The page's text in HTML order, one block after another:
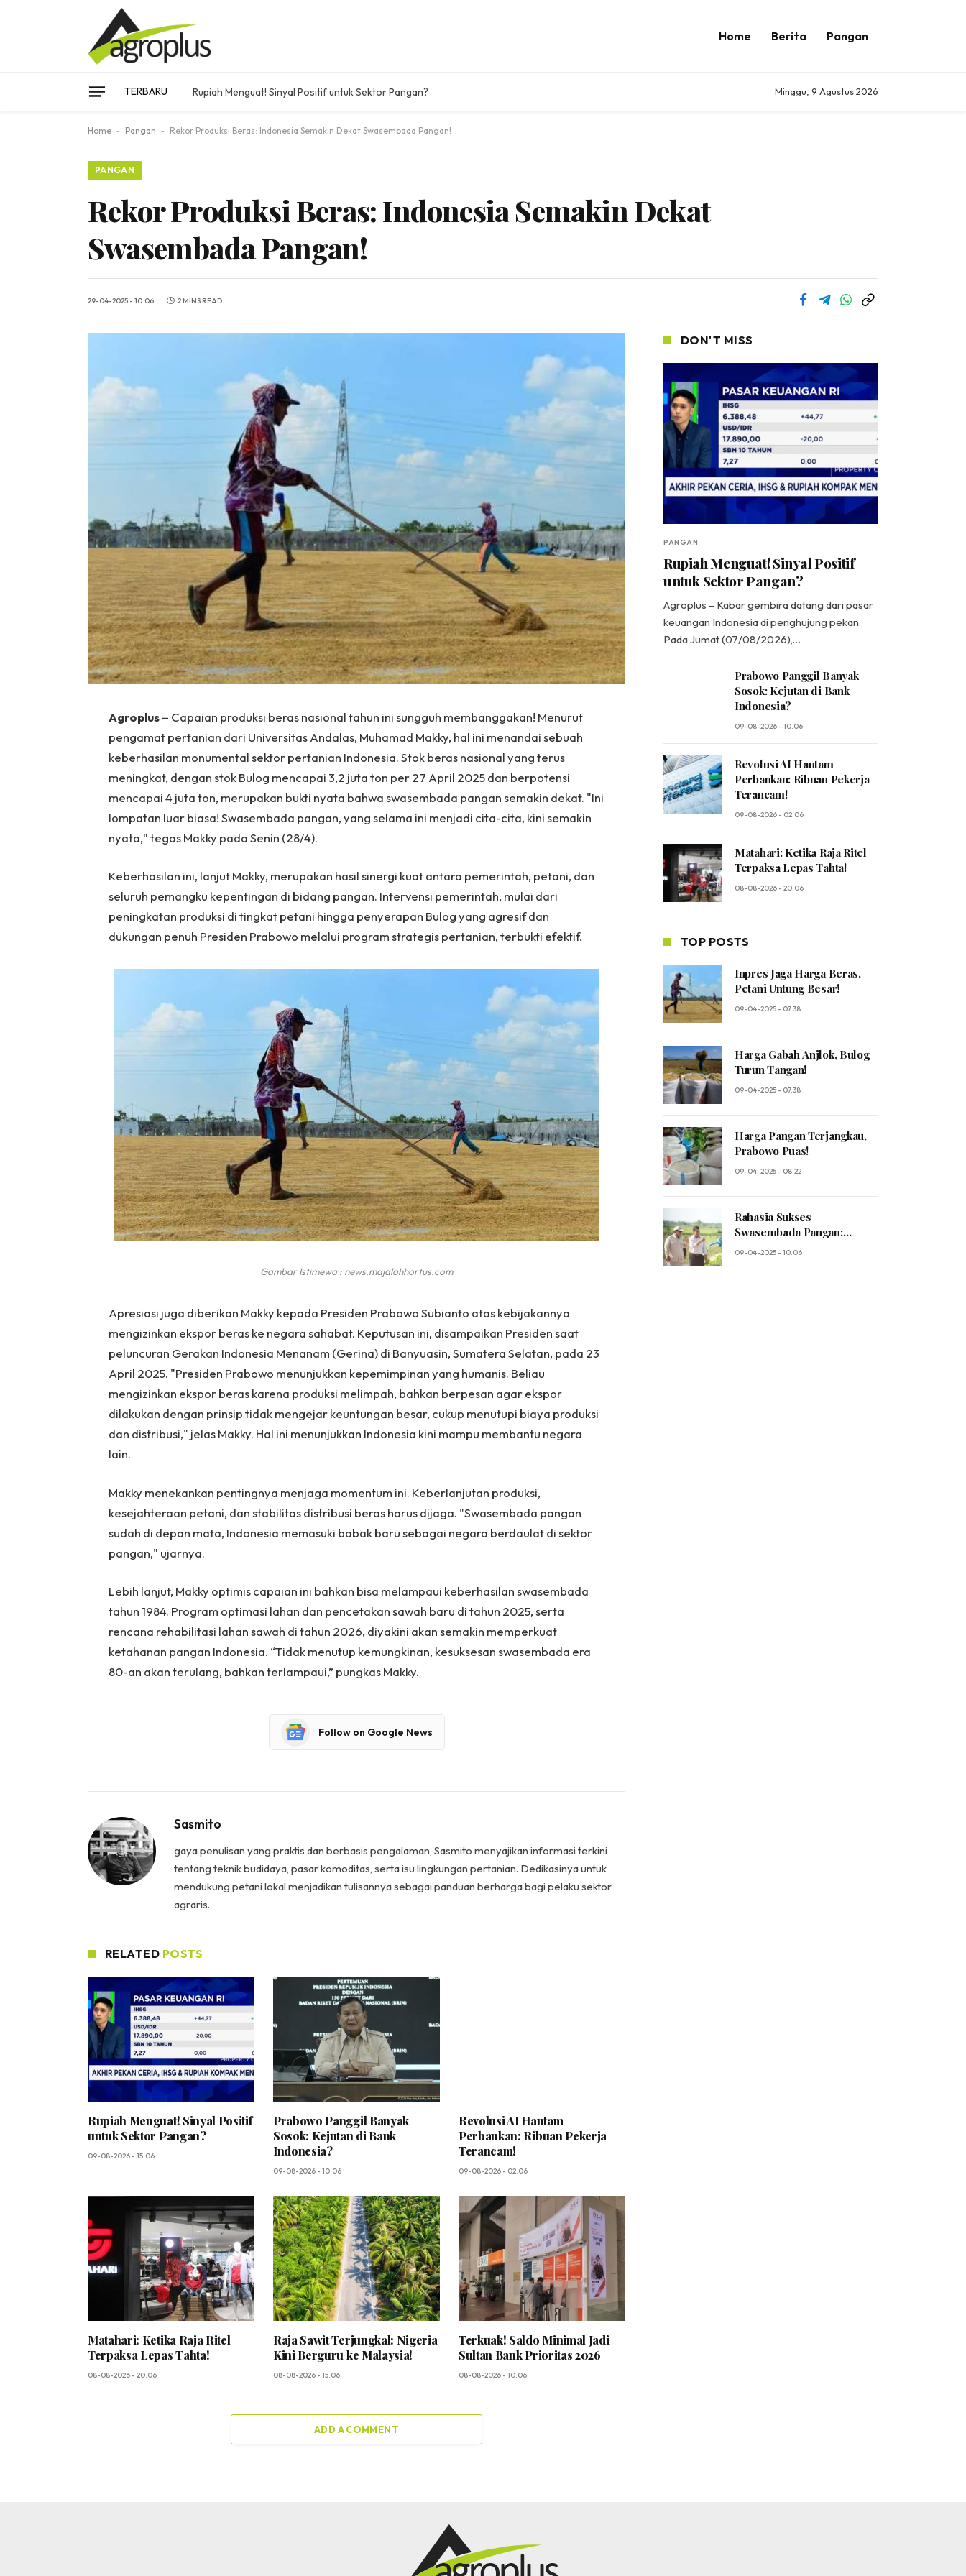
Home Berita Pangan
TERBARU Rupiah Menguat! Sinyal Positif untuk Sektor Pangan? Minggu, 9 Agustus 2026
Home - Pangan - Rekor Produksi Beras: Indonesia Semakin Dekat Swasembada Pangan!
PANGAN
Rekor Produksi Beras: Indonesia Semakin Dekat
Swasembada Pangan!
29-04-2025 - 10.06 2 MINS READ
Agroplus – Capaian produksi beras nasional tahun ini sungguh membanggakan! Menurut
pengamat pertanian dari Universitas Andalas, Muhamad Makky, hal ini menandai sebuah
keberhasilan monumental sektor pertanian Indonesia. Stok beras nasional yang terus
meningkat, dengan stok Bulog mencapai 3,2 juta ton per 27 April 2025 dan berpotensi
mencapai 4 juta ton, merupakan bukti nyata bahwa swasembada pangan semakin dekat. "Ini
lompatan luar biasa! Swasembada pangan, yang selama ini menjadi cita-cita, kini semakin
nyata," tegas Makky pada Senin (28/4).
Keberhasilan ini, lanjut Makky, merupakan hasil sinergi kuat antara pemerintah, petani, dan
seluruh pemangku kepentingan di bidang pangan. Intervensi pemerintah, mulai dari
peningkatan produksi di tingkat petani hingga penyerapan Bulog yang agresif dan
dukungan penuh Presiden Prabowo melalui program strategis pertanian, terbukti efektif.
Gambar Istimewa : news.majalahhortus.com
Apresiasi juga diberikan Makky kepada Presiden Prabowo Subianto atas kebijakannya
mengizinkan ekspor beras ke negara sahabat. Keputusan ini, disampaikan Presiden saat
peluncuran Gerakan Indonesia Menanam (Gerina) di Banyuasin, Sumatera Selatan, pada 23
April 2025. "Presiden Prabowo menunjukkan kepemimpinan yang humanis. Beliau
mengizinkan ekspor beras karena produksi melimpah, bahkan berpesan agar ekspor
dilakukan dengan prinsip tidak mengejar keuntungan besar, cukup menutupi biaya produksi
dan distribusi," jelas Makky. Hal ini menunjukkan Indonesia kini mampu membantu negara
lain.
Makky menekankan pentingnya menjaga momentum ini. Keberlanjutan produksi,
kesejahteraan petani, dan stabilitas distribusi beras harus dijaga. "Swasembada pangan
sudah di depan mata, Indonesia memasuki babak baru sebagai negara berdaulat di sektor
pangan," ujarnya.
Lebih lanjut, Makky optimis capaian ini bahkan bisa melampaui keberhasilan swasembada
tahun 1984. Program optimasi lahan dan pencetakan sawah baru di tahun 2025, serta
rencana rehabilitasi lahan sawah di tahun 2026, diyakini akan semakin memperkuat
ketahanan pangan Indonesia. “Tidak menutup kemungkinan, kesuksesan swasembada era
80-an akan terulang, bahkan terlampaui,” pungkas Makky.
Follow on Google News
Sasmito
gaya penulisan yang praktis dan berbasis pengalaman, Sasmito menyajikan informasi terkini
tentang teknik budidaya, pasar komoditas, serta isu lingkungan pertanian. Dedikasinya untuk
mendukung petani lokal menjadikan tulisannya sebagai panduan berharga bagi pelaku sektor
agraris.
RELATED POSTS
Rupiah Menguat! Sinyal Positif
untuk Sektor Pangan?
09-08-2026 - 15.06
Prabowo Panggil Banyak
Sosok: Kejutan di Bank
Indonesia?
09-08-2026 - 10.06
Revolusi AI Hantam
Perbankan: Ribuan Pekerja
Terancam!
09-08-2026 - 02.06
Matahari: Ketika Raja Ritel
Terpaksa Lepas Tahta!
08-08-2026 - 20.06
Raja Sawit Terjungkal: Nigeria
Kini Berguru ke Malaysia!
08-08-2026 - 15.06
Terkuak! Saldo Minimal Jadi
Sultan Bank Prioritas 2026
08-08-2026 - 10.06
ADD A COMMENT
DON'T MISS
PANGAN
Rupiah Menguat! Sinyal Positif
untuk Sektor Pangan?
Agroplus – Kabar gembira datang dari pasar
keuangan Indonesia di penghujung pekan.
Pada Jumat (07/08/2026),…
Prabowo Panggil Banyak
Sosok: Kejutan di Bank
Indonesia?
09-08-2026 - 10.06
Revolusi AI Hantam
Perbankan: Ribuan Pekerja
Terancam!
09-08-2026 - 02.06
Matahari: Ketika Raja Ritel
Terpaksa Lepas Tahta!
08-08-2026 - 20.06
TOP POSTS
Inpres Jaga Harga Beras,
Petani Untung Besar!
09-04-2025 - 07.38
Harga Gabah Anjlok, Bulog
Turun Tangan!
09-04-2025 - 07.38
Harga Pangan Terjangkau,
Prabowo Puas!
09-04-2025 - 08.22
Rahasia Sukses
Swasembada Pangan:
Prabowo Ungkap Sosok
09-04-2025 - 10.06